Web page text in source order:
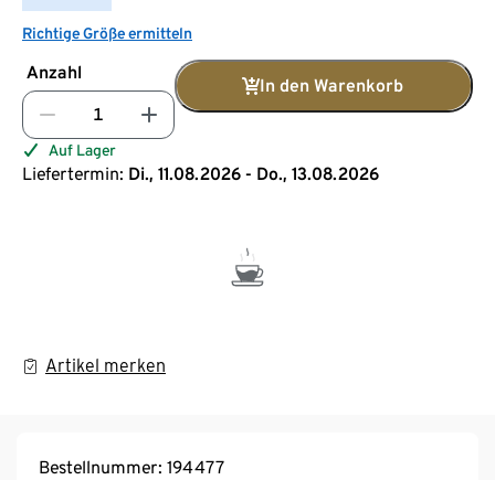
Richtige Größe ermitteln
Anzahl
In den Warenkorb
Auf Lager
Liefertermin: Di., 11.08.2026 - Do., 13.08.2026
Artikel merken
Bestellnummer: 194477